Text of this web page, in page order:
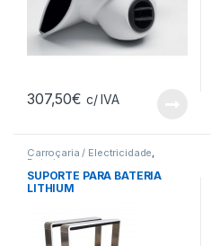
307,50€ c/ IVA
Carroçaria / Electricidade,
Baterias
SUPORTE PARA BATERIA
LITHIUM